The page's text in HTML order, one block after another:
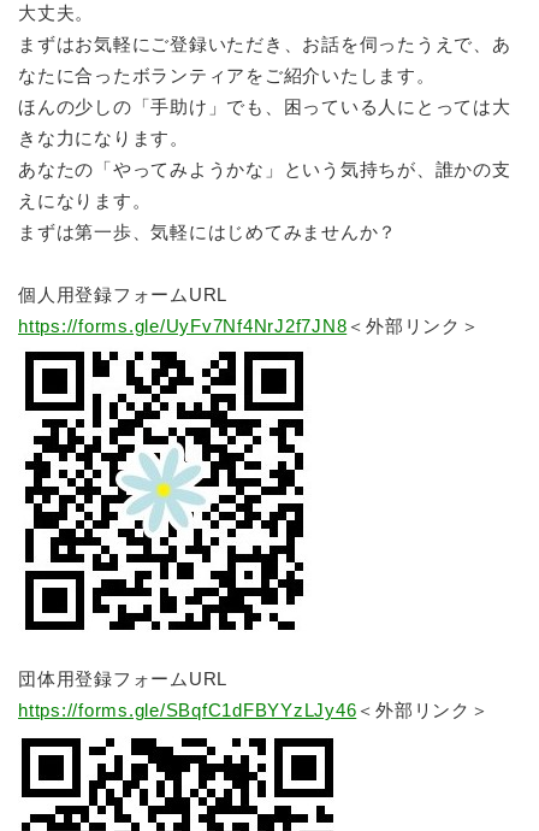
大丈夫。
まずはお気軽にご登録いただき、お話を伺ったうえで、あ
なたに合ったボランティアをご紹介いたします。
ほんの少しの「手助け」でも、困っている人にとっては大
きな力になります。
あなたの「やってみようかな」という気持ちが、誰かの支
えになります。
まずは第一歩、気軽にはじめてみませんか？
個人用登録フォームURL
https://forms.gle/UyFv7Nf4NrJ2f7JN8 ＜外部リンク＞
団体用登録フォームURL
https://forms.gle/SBqfC1dFBYYzLJy46 ＜外部リンク＞